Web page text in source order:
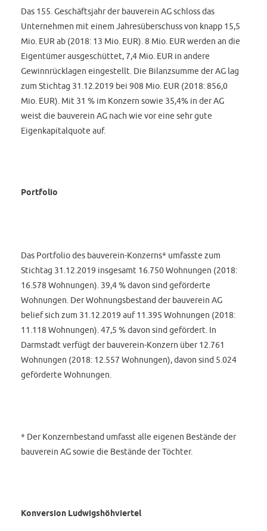
Das 155. Geschäftsjahr der bauverein AG schloss das
Unternehmen mit einem Jahresüberschuss von knapp 15,5
Mio. EUR ab (2018: 13 Mio. EUR). 8 Mio. EUR werden an die
Eigentümer ausgeschüttet, 7,4 Mio. EUR in andere
Gewinnrücklagen eingestellt. Die Bilanzsumme der AG lag
zum Stichtag 31.12.2019 bei 908 Mio. EUR (2018: 856,0
Mio. EUR). Mit 31 % im Konzern sowie 35,4% in der AG
weist die bauverein AG nach wie vor eine sehr gute
Eigenkapitalquote auf.
Portfolio
Das Portfolio des bauverein-Konzerns* umfasste zum
Stichtag 31.12.2019 insgesamt 16.750 Wohnungen (2018:
16.578 Wohnungen). 39,4 % davon sind geförderte
Wohnungen. Der Wohnungsbestand der bauverein AG
belief sich zum 31.12.2019 auf 11.395 Wohnungen (2018:
11.118 Wohnungen). 47,5 % davon sind gefördert. In
Darmstadt verfügt der bauverein-Konzern über 12.761
Wohnungen (2018: 12.557 Wohnungen), davon sind 5.024
geförderte Wohnungen.
* Der Konzernbestand umfasst alle eigenen Bestände der
bauverein AG sowie die Bestände der Töchter.
Konversion Ludwigshöhviertel